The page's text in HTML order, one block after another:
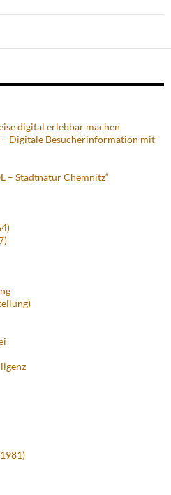
digital erlebbar machen
Digitale Besucherinformation mit
– Stadtnatur Chemnitz“